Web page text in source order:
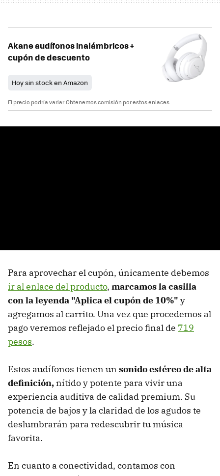
Akane audífonos inalámbricos +
cupón de descuento
Hoy sin stock en Amazon
El precio podría variar. Obtenemos comisión por estos enlaces
Para aprovechar el cupón, únicamente debemos
ir al enlace del producto, marcamos la casilla
con la leyenda "Aplica el cupón de 10%" y
agregamos al carrito. Una vez que procedemos al
pago veremos reflejado el precio final de 719
pesos.
Estos audífonos tienen un sonido estéreo de alta
definición, nítido y potente para vivir una
experiencia auditiva de calidad premium. Su
potencia de bajos y la claridad de los agudos te
deslumbrarán para redescubrir tu música
favorita.
En cuanto a conectividad, contamos con